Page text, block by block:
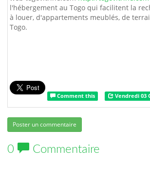
l'hébergement au Togo qui facilitent la
à louer, d'appartements meublés, de
Togo.
Comment this Vendredi 03
Poster un commentaire
0 Commentaire